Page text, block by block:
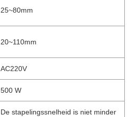
25~80mm
20~110mm
AC220V
500 W
De stapelingssnelheid is niet minder